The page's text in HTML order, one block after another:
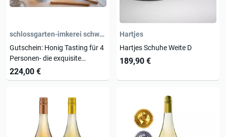
schlossgarten-imkerei schwetzingen
Gutschein: Honig Tasting für 4
Personen- die exquisite
Aromenreise
224,00 €
Hartjes
Hartjes Schuhe Weite D
189,90 €